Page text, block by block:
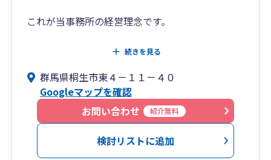
これが当事務所の経営理念です。
コンサルティング・IT・税務を通じて、
「より良い未来」を創るサポートをすることが、
わたしたちの使命です。
また当事務所は小規模事務所です。
そのため、お客様への対応は職員任せではなく、
最終的には必ず税理士本人が責任を持って対応い
続きを見る
群馬県桐生市東４－１１－４０
Googleマップを確認
お問い合わせ
紹介無料
検討リストに追加